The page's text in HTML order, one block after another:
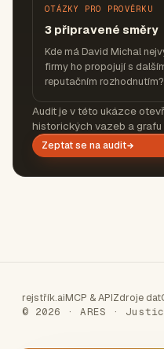
OTÁZKY PRO PROVĚRKU
3 připravené směry
Kde má David Michal
firmy ho propojují s
reputačním rozhodnutím?
Audit je v této ukázce
historických vazeb a grafu
Zeptat se na audit
rejstřík.aiMCP & APIZdroje dat
© 2026 · ARES ·